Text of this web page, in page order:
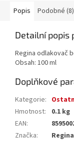
Popis Podobné (8)
Detailní popis
Regina odlakovač
Obsah: 100 ml
Doplňkové
Kategorie:
Hmotnost:
0.1 kg
EAN:
Značka: Regina